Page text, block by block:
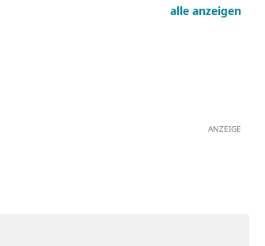
alle anzeigen
ANZEIGE